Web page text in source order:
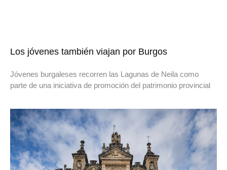
Los jóvenes también viajan por Burgos
Jóvenes burgaleses recorren las Lagunas de Neila como
parte de una iniciativa de promoción del patrimonio provincial